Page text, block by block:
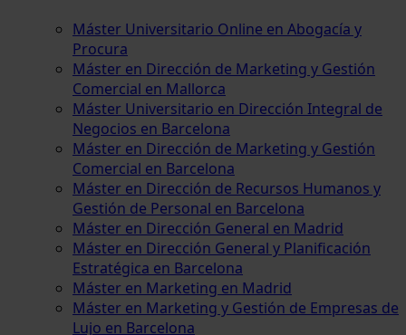
Máster Universitario Online en Abogacía y
Procura
Máster en Dirección de Marketing y Gestión
Comercial en Mallorca
Máster Universitario en Dirección Integral de
Negocios en Barcelona
Máster en Dirección de Marketing y Gestión
Comercial en Barcelona
Máster en Dirección de Recursos Humanos y
Gestión de Personal en Barcelona
Máster en Dirección General en Madrid
Máster en Dirección General y Planificación
Estratégica en Barcelona
Máster en Marketing en Madrid
Máster en Marketing y Gestión de Empresas de
Lujo en Barcelona